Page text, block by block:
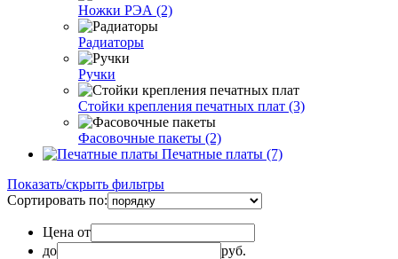
Ножки РЭА (2)
Радиаторы
Ручки
Стойки крепления печатных плат (3)
Фасовочные пакеты (2)
Печатные платы (7)
Показать/скрыть фильтры
Сортировать по:
Цена от
до
руб.